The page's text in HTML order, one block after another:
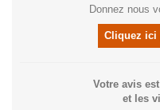
Donnez nous
Cliquez ici
Votre avis
et les